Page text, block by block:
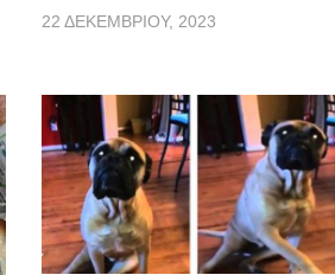
22 ΔΕΚΕΜΒΡΊΟΥ, 2023